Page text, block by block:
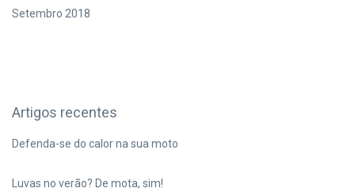
Setembro 2018
Artigos recentes
Defenda-se do calor na sua moto
Luvas no verão? De mota, sim!